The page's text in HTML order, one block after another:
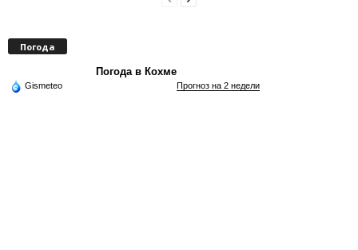
Погода
Погода в Кохме
Gismeteo Прогноз на 2 недели